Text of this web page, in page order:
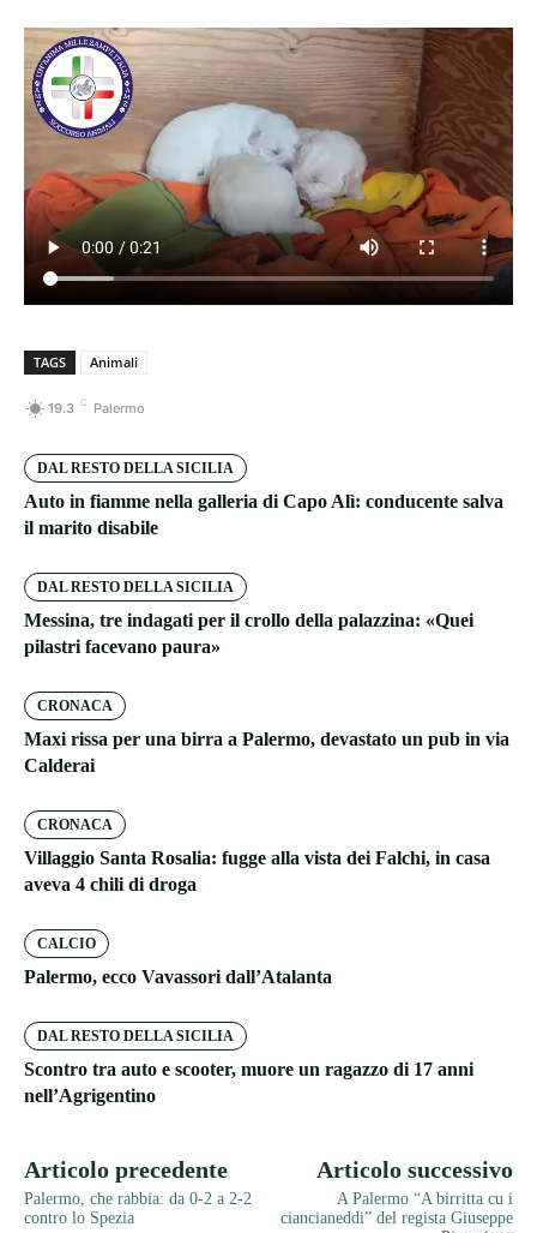
TAGS Animali
19.3 C Palermo
DAL RESTO DELLA SICILIA
Auto in fiamme nella galleria di Capo Alì: conducente salva
il marito disabile
DAL RESTO DELLA SICILIA
Messina, tre indagati per il crollo della palazzina: «Quei
pilastri facevano paura»
CRONACA
Maxi rissa per una birra a Palermo, devastato un pub in via
Calderai
CRONACA
Villaggio Santa Rosalia: fugge alla vista dei Falchi, in casa
aveva 4 chili di droga
CALCIO
Palermo, ecco Vavassori dall’Atalanta
DAL RESTO DELLA SICILIA
Scontro tra auto e scooter, muore un ragazzo di 17 anni
nell’Agrigentino
Articolo precedente
Palermo, che rabbia: da 0-2 a 2-2
contro lo Spezia
Articolo successivo
A Palermo “A birritta cu i
ciancianeddi” del regista Giuseppe